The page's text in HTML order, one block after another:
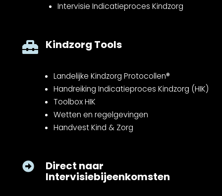
Intervisie Indicatieproces Kindzorg
 Kindzorg Tools
Landelijke Kindzorg Protocollen®
Handreiking Indicatieproces Kindzorg (HIK)
Toolbox HIK
Wetten en regelgevingen
Handvest Kind & Zorg
 Direct naar
Intervisiebijeenkomsten